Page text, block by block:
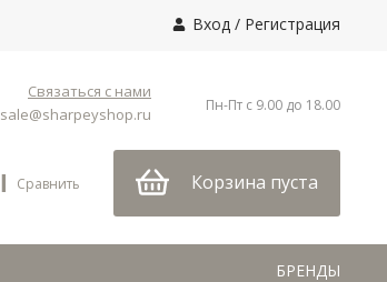
Вход / Регистрация
Связаться с нами
sale@sharpeyshop.ru
Пн-Пт с 9.00 до 18.00
Сравнить Корзина пуста
БРЕНДЫ